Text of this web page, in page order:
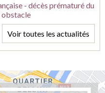
- décès prématuré du
obstacle
Voir toutes les actualités